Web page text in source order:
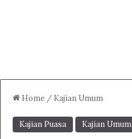
Home / Kajian Umum
Kajian Puasa Kajian Umum